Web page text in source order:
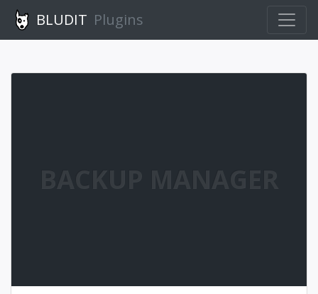
BLUDIT Plugins
BACKUP MANAGER